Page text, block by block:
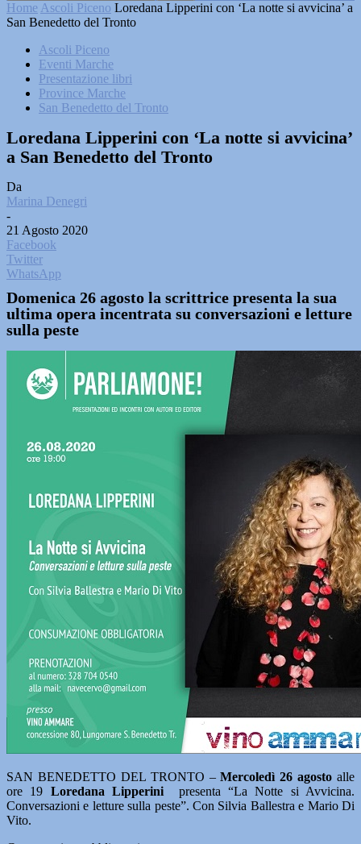
Home Ascoli Piceno Loredana Lipperini con ‘La notte si avvicina’ a
San Benedetto del Tronto
Ascoli Piceno
Eventi Marche
Presentazione libri
Province Marche
San Benedetto del Tronto
Loredana Lipperini con ‘La notte si avvicina’
a San Benedetto del Tronto
Da
Marina Denegri
-
21 Agosto 2020
Facebook
Twitter
WhatsApp
Domenica 26 agosto la scrittrice presenta la sua
ultima opera incentrata su conversazioni e letture
sulla peste
SAN BENEDETTO DEL TRONTO –Mercoledì 26 agosto alle
ore 19 Loredana Lipperini
presenta “La Notte si Avvicina.
Conversazioni e letture sulla peste”. Con Silvia Ballestra e Mario Di
Vito.